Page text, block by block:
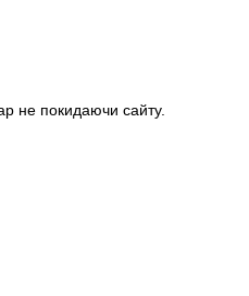
не покидаючи сайту.